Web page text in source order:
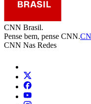
CNN Brasil.
Pense bem, pense CNN.
CNN Nas Redes